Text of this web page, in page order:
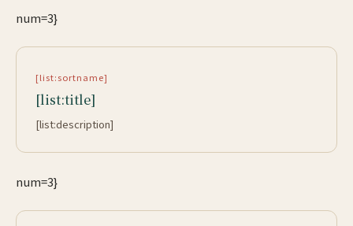
num=3}
[list:sortname]
[list:title]
[list:description]
num=3}